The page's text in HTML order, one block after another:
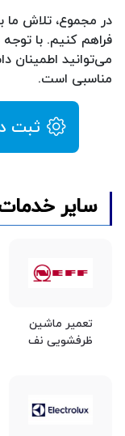
در مجموع، تلاش ما
فراهم کنیم. با
می‌توانید اطمینان
مناسبی است.
ثبت
سایر
تعمیر ماشین
ظرفشویی نف